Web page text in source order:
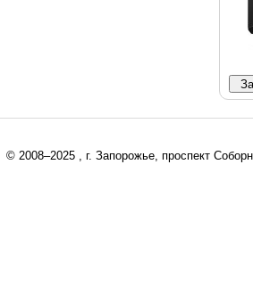
© 2008–2025 , г. Запорожье, проспект